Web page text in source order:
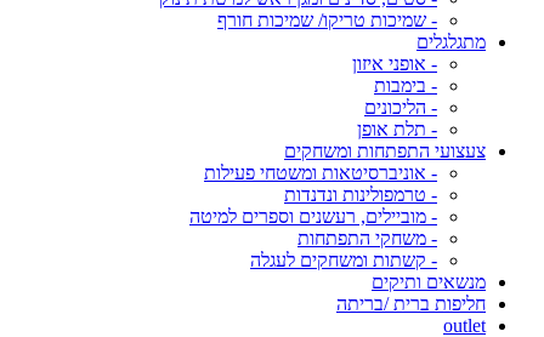
- שמיכות טריקו/ שמיכות חורף
מתגלגלים
- אופני איזון
- בימבות
- הליכונים
- תלת אופן
צעצועי התפתחות ומשחקים
- אוניברסיטאות ומשטחי פעילות
- טרמפולינות ונדנדות
- מוביילים, רעשנים וספרים למיטה
- משחקי התפתחות
- קשתות ומשחקים לעגלה
מנשאים ותיקים
חליפות ברית /בריתה
outlet